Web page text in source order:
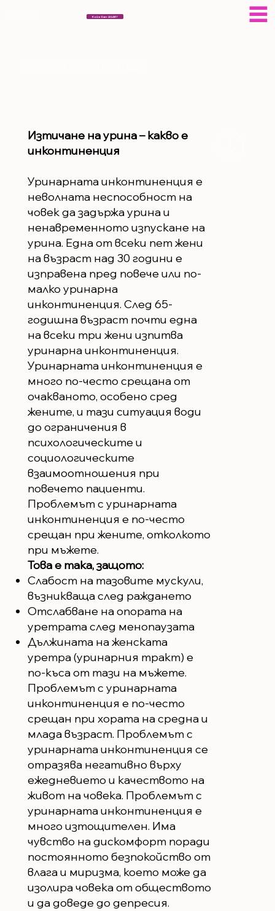
Кой е Eser AGAR?
Изтичане на урина – какво е
инконтиненция
Уринарната инконтиненция е
неволната неспособност на
човек да задържа урина и
ненавременното изпускане на
урина. Една от всеки пет жени
на възраст над 30 години е
изправена пред повече или по-
малко уринарна
инконтиненция. След 65-
годишна възраст почти една
на всеки три жени изпитва
уринарна инконтиненция.
Уринарната инконтиненция е
много по-често срещана от
очакваното, особено сред
жените, и тази ситуация води
до ограничения в
психологическите и
социологическите
взаимоотношения при
повечето пациенти.
Проблемът с уринарната
инконтиненция е по-често
срещан при жените, отколкото
при мъжете.
Това е така, защото:
Слабост на тазовите мускули,
възникваща след раждането
Отслабване на опората на
уретрата след менопаузата
Дължината на женската
уретра (уринарния тракт) е
по-къса от тази на мъжете.
Проблемът с уринарната
инконтиненция е по-често
срещан при хората на средна и
млада възраст. Проблемът с
уринарната инконтиненция се
отразява негативно върху
ежедневието и качеството на
живот на човека. Проблемът с
уринарната инконтиненция е
много изтощителен. Има
чувство на дискомфорт поради
постоянното безпокойство от
влага и миризма, което може да
изолира човека от обществото
и да доведе до депресия.